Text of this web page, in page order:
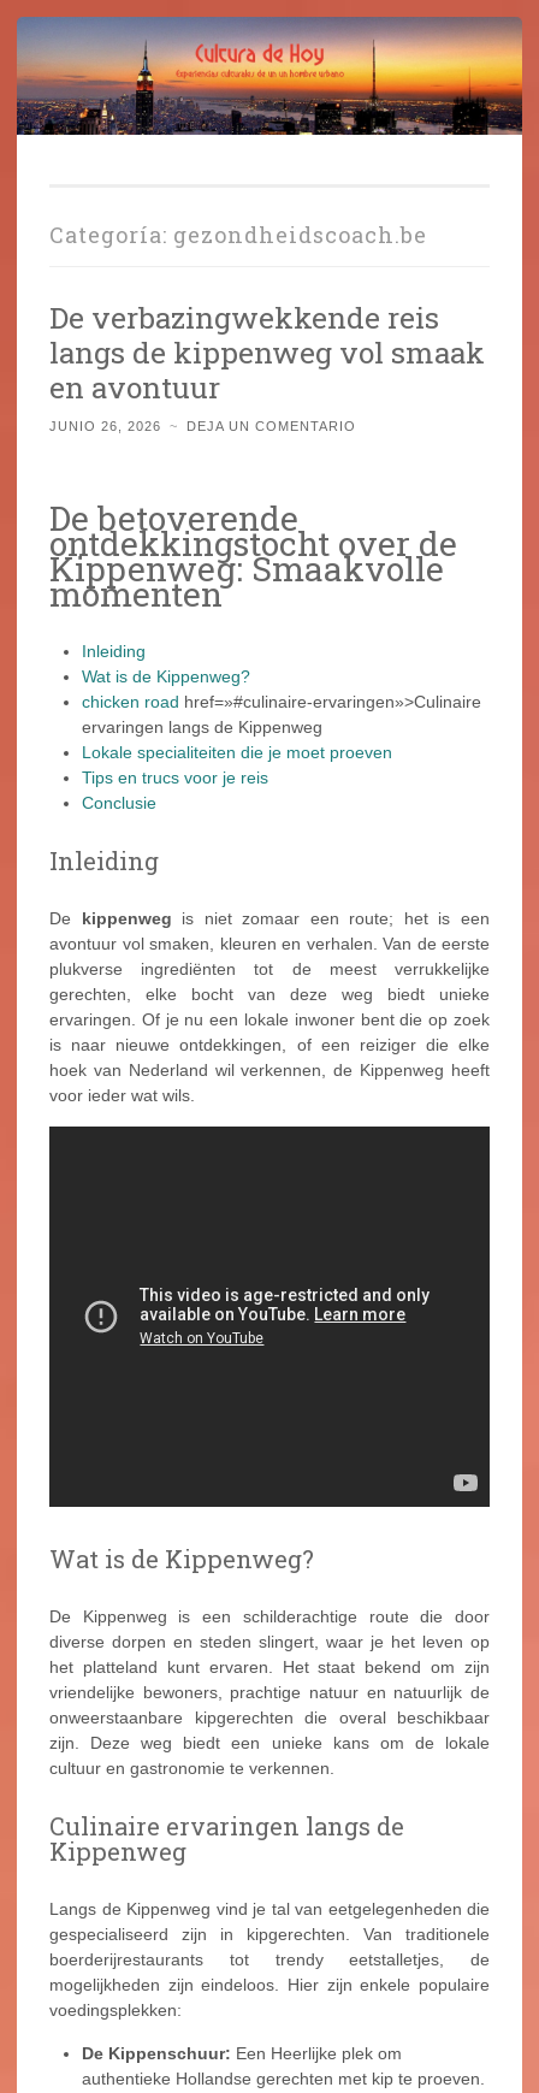
contenido
Categoría: gezondheidscoach.be
De verbazingwekkende reis
langs de kippenweg vol smaak
en avontuur
JUNIO 26, 2026 ~ DEJA UN COMENTARIO
De betoverende
ontdekkingstocht over de
Kippenweg: Smaakvolle
momenten
Inleiding
Wat is de Kippenweg?
chicken road href=»#culinaire-ervaringen»>Culinaire
ervaringen langs de Kippenweg
Lokale specialiteiten die je moet proeven
Tips en trucs voor je reis
Conclusie
Inleiding
De kippenweg is niet zomaar een route; het is een
avontuur vol smaken, kleuren en verhalen. Van de eerste
plukverse ingrediënten tot de meest verrukkelijke
gerechten, elke bocht van deze weg biedt unieke
ervaringen. Of je nu een lokale inwoner bent die op zoek
is naar nieuwe ontdekkingen, of een reiziger die elke
hoek van Nederland wil verkennen, de Kippenweg heeft
voor ieder wat wils.
Wat is de Kippenweg?
De Kippenweg is een schilderachtige route die door
diverse dorpen en steden slingert, waar je het leven op
het platteland kunt ervaren. Het staat bekend om zijn
vriendelijke bewoners, prachtige natuur en natuurlijk de
onweerstaanbare kipgerechten die overal beschikbaar
zijn. Deze weg biedt een unieke kans om de lokale
cultuur en gastronomie te verkennen.
Culinaire ervaringen langs de
Kippenweg
Langs de Kippenweg vind je tal van eetgelegenheden die
gespecialiseerd zijn in kipgerechten. Van traditionele
boerderijrestaurants tot trendy eetstalletjes, de
mogelijkheden zijn eindeloos. Hier zijn enkele populaire
voedingsplekken:
De Kippenschuur: Een Heerlijke plek om
authentieke Hollandse gerechten met kip te proeven.